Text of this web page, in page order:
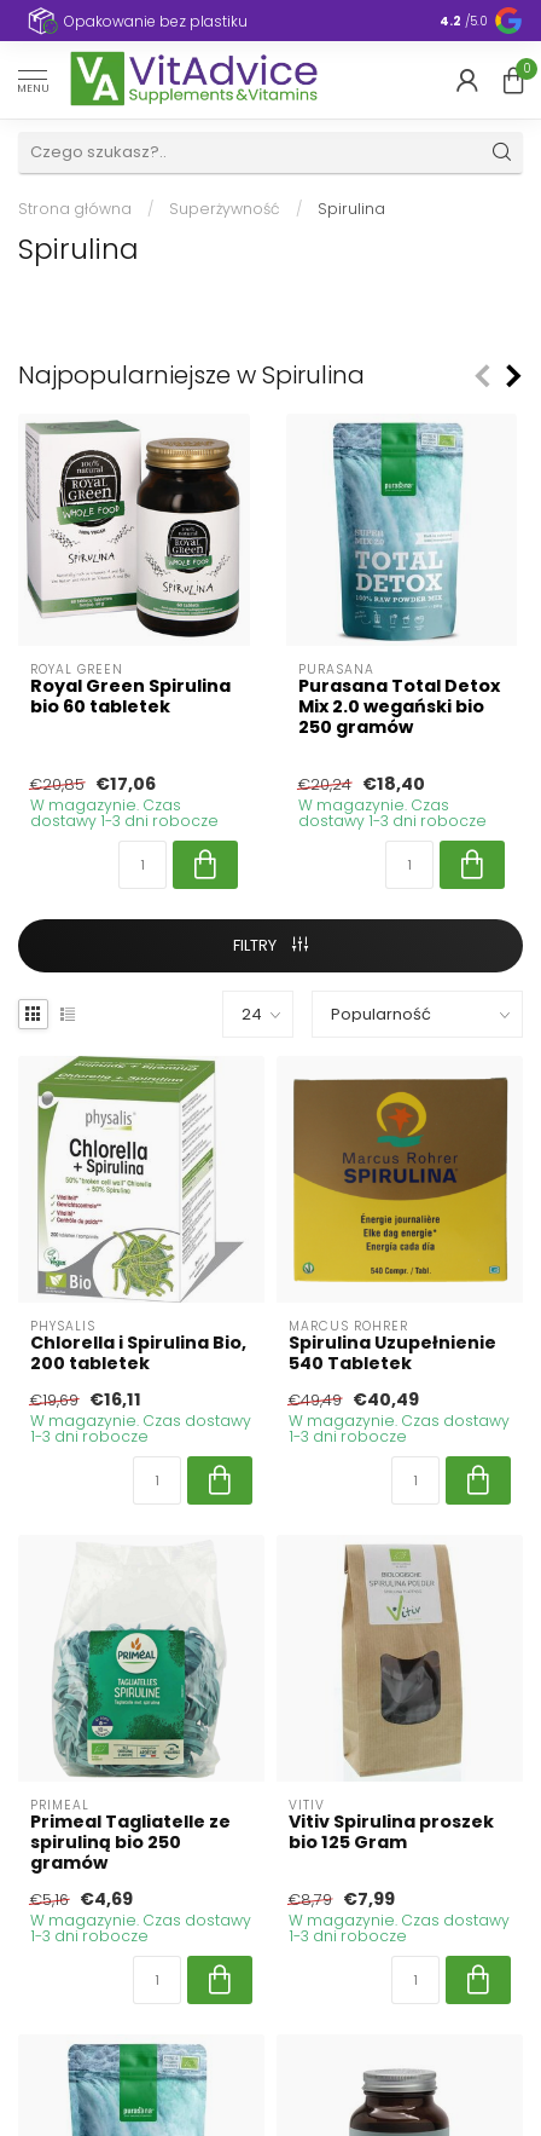
Opakowanie bez plastiku 4.2 /5.0
MENU
0
Strona główna / Superżywność / Spirulina
Spirulina
Najpopularniejsze w Spirulina
ROYAL GREEN
Royal Green Spirulina
bio 60 tabletek
€20,85 €17,06
W magazynie. Czas
dostawy 1-3 dni robocze
PURASANA
Purasana Total Detox
Mix 2.0 wegański bio
250 gramów
€20,24 €18,40
W magazynie. Czas
dostawy 1-3 dni robocze
FILTRY
PHYSALIS
Chlorella i Spirulina Bio,
200 tabletek
€19,69 €16,11
W magazynie. Czas dostawy
1-3 dni robocze
MARCUS ROHRER
Spirulina Uzupełnienie
540 Tabletek
€49,49 €40,49
W magazynie. Czas dostawy
1-3 dni robocze
PRIMEAL
Primeal Tagliatelle ze
spiruliną bio 250
gramów
€5,16 €4,69
W magazynie. Czas dostawy
1-3 dni robocze
VITIV
Vitiv Spirulina proszek
bio 125 Gram
€8,79 €7,99
W magazynie. Czas dostawy
1-3 dni robocze